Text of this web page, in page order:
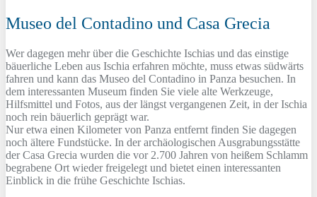
Museo del Contadino und Casa Grecia
Wer dagegen mehr über die Geschichte Ischias und das einstige
bäuerliche Leben aus Ischia erfahren möchte, muss etwas südwärts
fahren und kann das Museo del Contadino in Panza besuchen. In
dem interessanten Museum finden Sie viele alte Werkzeuge,
Hilfsmittel und Fotos, aus der längst vergangenen Zeit, in der Ischia
noch rein bäuerlich geprägt war.
Nur etwa einen Kilometer von Panza entfernt finden Sie dagegen
noch ältere Fundstücke. In der archäologischen Ausgrabungsstätte
der Casa Grecia wurden die vor 2.700 Jahren von heißem Schlamm
begrabene Ort wieder freigelegt und bietet einen interessanten
Einblick in die frühe Geschichte Ischias.